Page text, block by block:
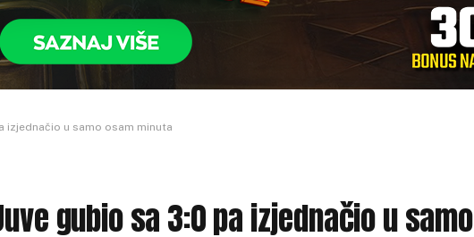
izjednačio u samo osam minuta
gubio sa 3:0 pa izjednačio u samo